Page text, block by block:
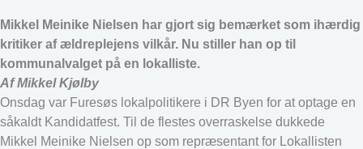
Mikkel Meinike Nielsen har gjort sig bemærket som ihærdig
kritiker af ældreplejens vilkår. Nu stiller han op til
kommunalvalget på en lokalliste.
Af Mikkel Kjølby
Onsdag var Furesøs lokalpolitikere i DR Byen for at optage en
såkaldt Kandidatfest. Til de flestes overraskelse dukkede
Mikkel Meinike Nielsen op som repræsentant for Lokallisten